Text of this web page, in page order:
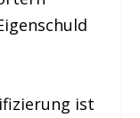
ist